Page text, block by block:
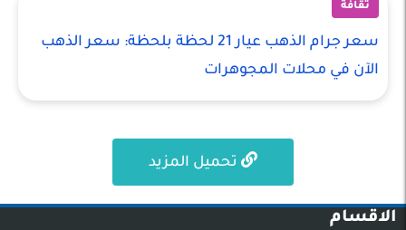
ثقافة
سعر جرام الذهب عيار 21 لحظة بلحظة: سعر الذهب
الآن في محلات المجوهرات
تحميل المزيد
الاقسام